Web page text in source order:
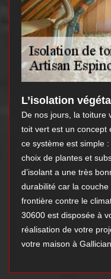
L’isolation
De nos jours, la toiture
toit vert est un concept
ce système est simple
choix de plantes et
d’isolant a une très
durabilité car la
frontière contre le
30600 est disposée à
réalisation de votre
votre maison à Gallician.